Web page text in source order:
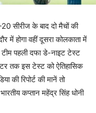
सीरीज के बाद दो मैचों की
में होगा वहीं दूसरा कोलकाता में
पहली दफा डे-नाइट टेस्ट
तक इस टेस्ट को ऐतिहासिक
की रिपोर्ट की मानें तो
कप्तान महेंद्र सिंह धोनी